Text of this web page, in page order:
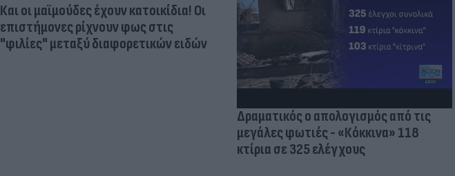
Και οι μαϊμούδες έχουν κατοικίδια! Οι
επιστήμονες ρίχνουν φως στις
"φιλίες" μεταξύ διαφορετικών ειδών
Δραματικός ο απολογισμός από τις
μεγάλες φωτιές - «Κόκκινα» 118
κτίρια σε 325 ελέγχους